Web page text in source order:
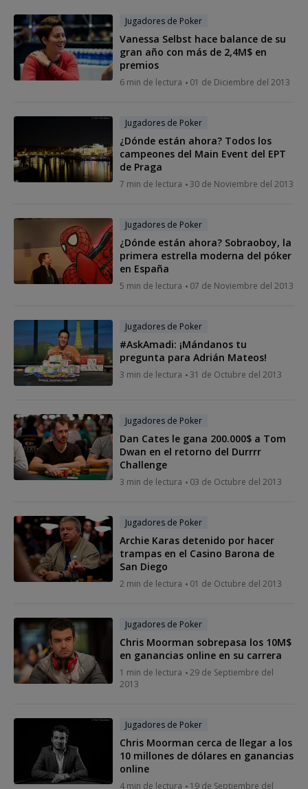
Jugadores de Poker
Vanessa Selbst hace balance de su
gran año con más de 2,4M$ en
premios
6 min de lectura 01 de Diciembre del 2013
Jugadores de Poker
¿Dónde están ahora? Todos los
campeones del Main Event del EPT
de Praga
7 min de lectura 30 de Noviembre del 2013
Jugadores de Poker
¿Dónde están ahora? Sobraoboy, la
primera estrella moderna del póker
en España
5 min de lectura 07 de Noviembre del 2013
Jugadores de Poker
#AskAmadi: ¡Mándanos tu
pregunta para Adrián Mateos!
3 min de lectura 31 de Octubre del 2013
Jugadores de Poker
Dan Cates le gana 200.000$ a Tom
Dwan en el retorno del Durrrr
Challenge
3 min de lectura 03 de Octubre del 2013
Jugadores de Poker
Archie Karas detenido por hacer
trampas en el Casino Barona de
San Diego
2 min de lectura 01 de Octubre del 2013
Jugadores de Poker
Chris Moorman sobrepasa los 10M$
en ganancias online en su carrera
1 min de lectura
29 de Septiembre del
2013
Jugadores de Poker
Chris Moorman cerca de llegar a los
10 millones de dólares en ganancias
online
4 min de lectura 19 de Septiembre del